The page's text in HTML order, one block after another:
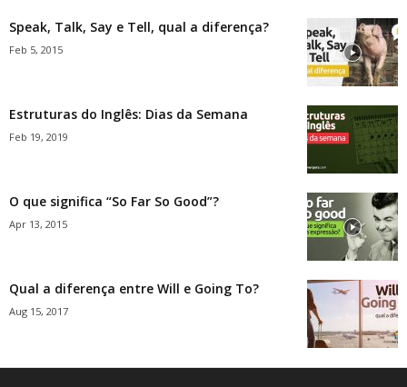
Speak, Talk, Say e Tell, qual a diferença?
Feb 5, 2015
Estruturas do Inglês: Dias da Semana
Feb 19, 2019
O que significa “So Far So Good”?
Apr 13, 2015
Qual a diferença entre Will e Going To?
Aug 15, 2017